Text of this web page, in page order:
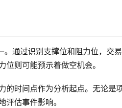
通过识别支撑位和阻力位，交
则可能预示着做空机会。
的时间点作为分析起点。无论是
估事件影响。